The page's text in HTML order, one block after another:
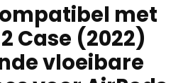
met
Case (2022)
vloeibare